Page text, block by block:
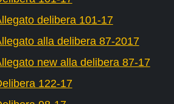
delibera 101-17
alla delibera 87-2017
new alla delibera 87-17
122-17